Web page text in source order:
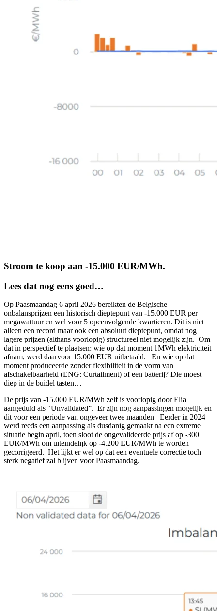
Stroom te koop aan -15.000 EUR/MWh.
Lees dat nog eens goed…
Op Paasmaandag 6 april 2026 bereikten de Belgische
onbalansprijzen een historisch dieptepunt van -15.000 EUR per
megawattuur en wel voor 5 opeenvolgende kwartieren. Dit is niet
alleen een record maar ook een absoluut dieptepunt, omdat nog
lagere prijzen (althans voorlopig) structureel niet mogelijk zijn. Om
dat in perspectief te plaatsen: wie op dat moment 1MWh elektriciteit
afnam, werd daarvoor 15.000 EUR uitbetaald. En wie op dat
moment produceerde zonder flexibiliteit in de vorm van
afschakelbaarheid (ENG: Curtailment) of een batterij? Die moest
diep in de buidel tasten…
De prijs van -15.000 EUR/MWh zelf is voorlopig door Elia
aangeduid als “Unvalidated”. Er zijn nog aanpassingen mogelijk en
dit voor een periode van ongeveer twee maanden. Eerder in 2024
werd reeds een aanpassing als dusdanig gemaakt na een extreme
situatie begin april, toen sloot de ongevalideerde prijs af op -300
EUR/MWh om uiteindelijk op -4.200 EUR/MWh te worden
gecorrigeerd. Het lijkt er wel op dat een eventuele correctie toch
sterk negatief zal blijven voor Paasmaandag.